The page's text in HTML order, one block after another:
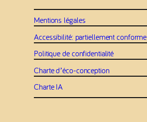
Mentions légales
Accessibilité: partiellement conforme
Politique de confidentialité
Charte d’éco-conception
Charte IA